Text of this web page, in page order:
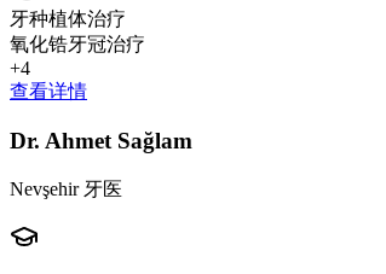
牙种植体治疗
氧化锆牙冠治疗
+4
查看详情
Dr. Ahmet Sağlam
Nevşehir 牙医